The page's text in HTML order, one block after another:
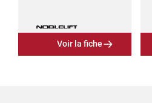
Voir la fiche